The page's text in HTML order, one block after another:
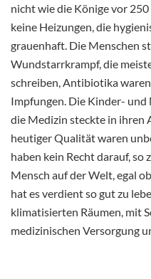
nicht wie die Könige vor 250
keine Heizungen, die
grauenhaft. Die Menschen
Wundstarrkrampf, die
schreiben, Antibiotika
Impfungen. Die Kinder-
die Medizin steckte in ihren
heutiger Qualität waren
haben kein Recht darauf, so
Mensch auf der Welt, egal
hat es verdient so gut zu
klimatisierten Räumen, mit
medizinischen Versorgung